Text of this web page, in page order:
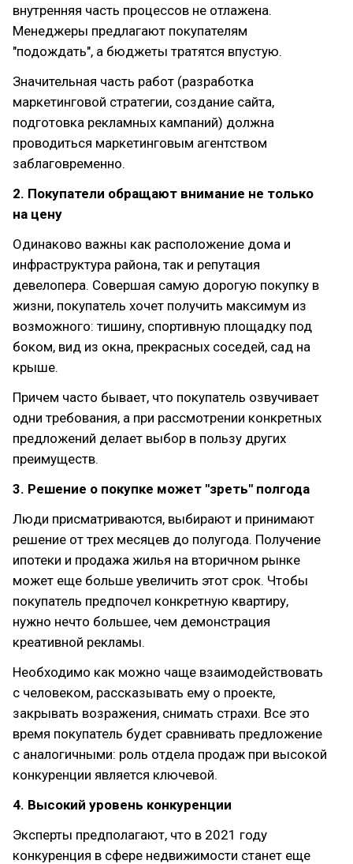
внутренняя часть процессов не отлажена.
Менеджеры предлагают покупателям
"подождать", а бюджеты тратятся впустую.
Значительная часть работ (разработка
маркетинговой стратегии, создание сайта,
подготовка рекламных кампаний) должна
проводиться маркетинговым агентством
заблаговременно.
2. Покупатели обращают внимание не только
на цену
Одинаково важны как расположение дома и
инфраструктура района, так и репутация
девелопера. Совершая самую дорогую покупку в
жизни, покупатель хочет получить максимум из
возможного: тишину, спортивную площадку под
боком, вид из окна, прекрасных соседей, сад на
крыше.
Причем часто бывает, что покупатель озвучивает
одни требования, а при рассмотрении конкретных
предложений делает выбор в пользу других
преимуществ.
3. Решение о покупке может "зреть" полгода
Люди присматриваются, выбирают и принимают
решение от трех месяцев до полугода. Получение
ипотеки и продажа жилья на вторичном рынке
может еще больше увеличить этот срок. Чтобы
покупатель предпочел конкретную квартиру,
нужно нечто большее, чем демонстрация
креативной рекламы.
Необходимо как можно чаще взаимодействовать
с человеком, рассказывать ему о проекте,
закрывать возражения, снимать страхи. Все это
время покупатель будет сравнивать предложение
с аналогичными: роль отдела продаж при высокой
конкуренции является ключевой.
4. Высокий уровень конкуренции
Эксперты предполагают, что в 2021 году
конкуренция в сфере недвижимости станет еще